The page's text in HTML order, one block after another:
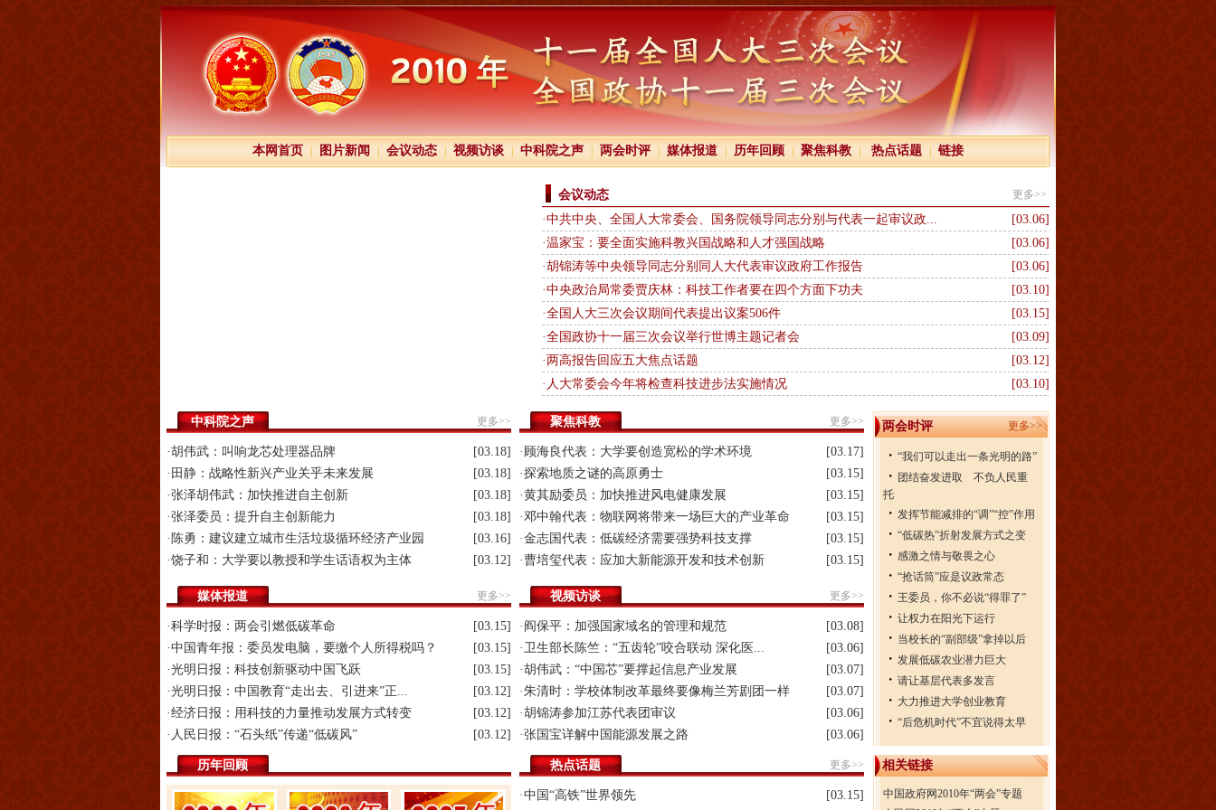
本网首页 图片新闻 会议动态 视频访谈 中科院之声 两会时评 媒体报道 历年回顾 聚焦科教 热点话题 链接
会议动态 更多>>
·中共中央、全国人大常委会、国务院领导同志分别与代表一起审议政...
[03.06]
·温家宝：要全面实施科教兴国战略和人才强国战略
[03.06]
·胡锦涛等中央领导同志分别同人大代表审议政府工作报告
[03.06]
·中央政治局常委贾庆林：科技工作者要在四个方面下功夫
[03.10]
·全国人大三次会议期间代表提出议案506件
[03.15]
·全国政协十一届三次会议举行世博主题记者会
[03.09]
·两高报告回应五大焦点话题
[03.12]
·人大常委会今年将检查科技进步法实施情况
[03.10]
中科院之声 更多>>
·胡伟武：叫响龙芯处理器品牌
[03.18]
·田静：战略性新兴产业关乎未来发展
[03.18]
·张泽胡伟武：加快推进自主创新
[03.18]
·张泽委员：提升自主创新能力
[03.18]
·陈勇：建议建立城市生活垃圾循环经济产业园
[03.16]
·饶子和：大学要以教授和学生话语权为主体
[03.12]
聚焦科教 更多>>
·顾海良代表：大学要创造宽松的学术环境
[03.17]
·探索地质之谜的高原勇士
[03.15]
·黄其励委员：加快推进风电健康发展
[03.15]
·邓中翰代表：物联网将带来一场巨大的产业革命
[03.15]
·金志国代表：低碳经济需要强势科技支撑
[03.15]
·曹培玺代表：应加大新能源开发和技术创新
[03.15]
媒体报道 更多>>
·科学时报：两会引燃低碳革命
[03.15]
·中国青年报：委员发电脑，要缴个人所得税吗？
[03.15]
·光明日报：科技创新驱动中国飞跃
[03.15]
·光明日报：中国教育“走出去、引进来”正...
[03.12]
·经济日报：用科技的力量推动发展方式转变
[03.12]
·人民日报：“石头纸”传递“低碳风”
[03.12]
视频访谈 更多>>
·阎保平：加强国家域名的管理和规范
[03.08]
·卫生部长陈竺：“五齿轮”咬合联动 深化医...
[03.06]
·胡伟武：“中国芯”要撑起信息产业发展
[03.07]
·朱清时：学校体制改革最终要像梅兰芳剧团一样
[03.07]
·胡锦涛参加江苏代表团审议
[03.06]
·张国宝详解中国能源发展之路
[03.06]
两会时评 更多>>
・ “我们可以走出一条光明的路”
・ 团结奋发进取 不负人民重
托
・ 发挥节能减排的“调”“控”作用
・ “低碳热”折射发展方式之变
・ 感激之情与敬畏之心
・ “抢话筒”应是议政常态
・ 王委员，你不必说“得罪了”
・ 让权力在阳光下运行
・ 当校长的“副部级”拿掉以后
・ 发展低碳农业潜力巨大
・ 请让基层代表多发言
・ 大力推进大学创业教育
・ “后危机时代”不宜说得太早
历年回顾 热点话题 更多>>
·中国“高铁”世界领先 [03.15]
相关链接
中国政府网2010年“两会”专题